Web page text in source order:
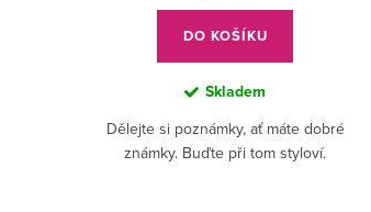
DO KOŠÍKU
Skladem
Dělejte si poznámky, ať máte dobré
známky. Buďte při tom styloví.